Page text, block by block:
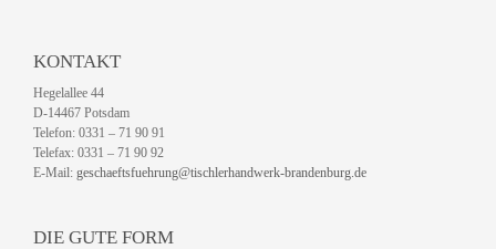
KONTAKT
Hegelallee 44
D-14467 Potsdam
Telefon: 0331 – 71 90 91
Telefax: 0331 – 71 90 92
E-Mail: geschaeftsfuehrung@tischlerhandwerk-brandenburg.de
DIE GUTE FORM